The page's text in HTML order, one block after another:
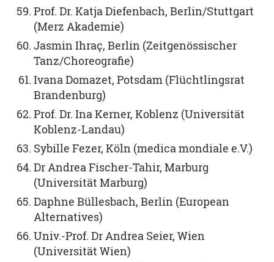
Prof. Dr. Katja Diefenbach, Berlin/Stuttgart
(Merz Akademie)
Jasmin Ihraç, Berlin (Zeitgenössischer
Tanz/Choreografie)
Ivana Domazet, Potsdam (Flüchtlingsrat
Brandenburg)
Prof. Dr. Ina Kerner, Koblenz (Universität
Koblenz-Landau)
Sybille Fezer, Köln (medica mondiale e.V.)
Dr Andrea Fischer-Tahir, Marburg
(Universität Marburg)
Daphne Büllesbach, Berlin (European
Alternatives)
Univ.-Prof. Dr Andrea Seier, Wien
(Universität Wien)